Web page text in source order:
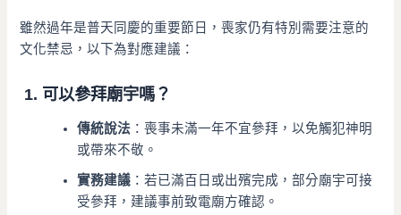
雖然過年是普天同慶的重要節日，喪家仍有特別需要注意的
文化禁忌，以下為對應建議：
1. 可以參拜廟宇嗎？
傳統說法 ：喪事未滿一年不宜參拜，以免觸犯神明
或帶來不敬。
實務建議 ：若已滿百日或出殯完成，部分廟宇可接
受參拜，建議事前致電廟方確認。